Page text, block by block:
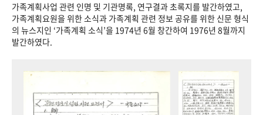
가족계획사업 관련 인명 및 기관명록, 연구결과 초록지를 발간하였고,
가족계획요원을 위한 소식과 가족계획 관련 정보 공유를 위한 신문 형식
의 뉴스지인 ‘가족계획 소식’을 1974년 6월 창간하여 1976년 8월까지
발간하였다.